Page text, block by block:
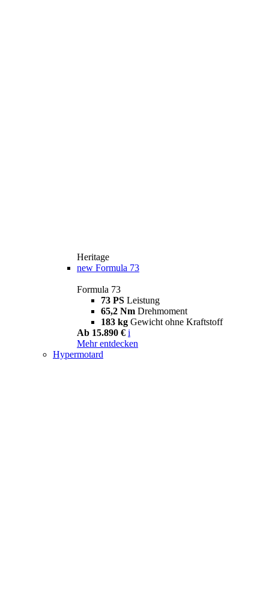
Heritage
new Formula 73
Formula 73
73 PS Leistung
65,2 Nm Drehmoment
183 kg Gewicht ohne Kraftstoff
Ab 15.890 € i
Mehr entdecken
Hypermotard